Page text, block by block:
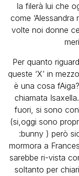
la filerà lui che
come ‘Alessandra
volte noi donne
Per quanto
queste ‘X’ in
è una cosa
chiamata
fuori, si sono
(si,oggi sono
:bunny ) però
mormora a
sarebbe ri-vista
soltanto per